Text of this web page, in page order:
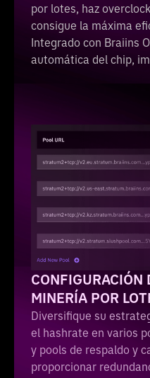
por lotes, haz
consigue la máxima
Integrado con Braiins
automática del chip,
CONFIGURACIÓN
MINERÍA POR
Diversifique su
el hashrate en varios
y pools de respaldo y
proporcionar